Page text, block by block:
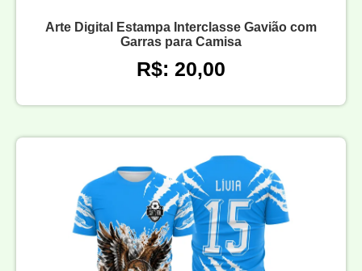
Arte Digital Estampa Interclasse Gavião com
Garras para Camisa
R$: 20,00